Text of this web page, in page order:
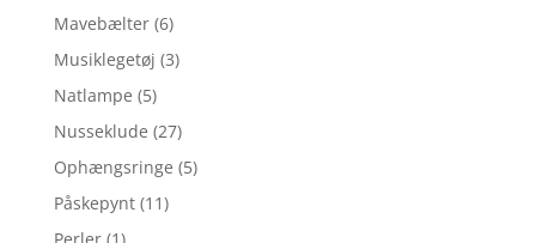
Mavebælter (6)
Musiklegetøj (3)
Natlampe (5)
Nusseklude (27)
Ophængsringe (5)
Påskepynt (11)